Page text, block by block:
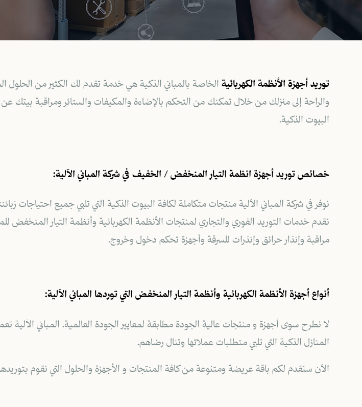
توريد أجهزة الأنظمة الكهربائية الخاصة بالمباني الذكية هي خدمة تقدم لك الكثير من الحلول
والراحة إلى منزلك من خلال تمكنك من التحكم بالإضاءة والمكيفات والستائر ومراقبة بيتك
البيوت الذكية.
خصائص توريد أجهزة انظمة التيار المنخفض / الخفيف في شركة المباني الآلية:
نوفر في شركة المباني الآلية منتجات متكاملة لكافة البيوت الذكية التي تلبي جميع احتياجات
نقدم خدمات التوريد الفوري والتجاري لمنتجات الأنظمة الكهربائية وأنظمة التيار المنخفض
مراقبة وإنذار حرائق وإنذرات للسرقة وأجهزة تحكم دخول وخروج.
أنواع أجهزة الأنظمة الكهربائية وأنظمة التيار المنخفض التي توردها المباني الآلية:
لا نطرح سوى أجهزة و منتجات عالية الجودة مطابقة لمعايير الجودة العالمية، المباني الآلية
المنازل الذكية التي تلبي متطلبات عملائها وتنال رضاهم.
الآن سنقدم لكم باقة عريضة ومتنوعة من كافة المنتجات و الأجهزة والحلول التي نقوم